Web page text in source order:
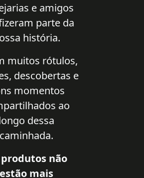
e amigos
parte da
história.
muitos rótulos,
descobertas e
momentos
ao
dessa
caminhada.
produtos não
estão mais